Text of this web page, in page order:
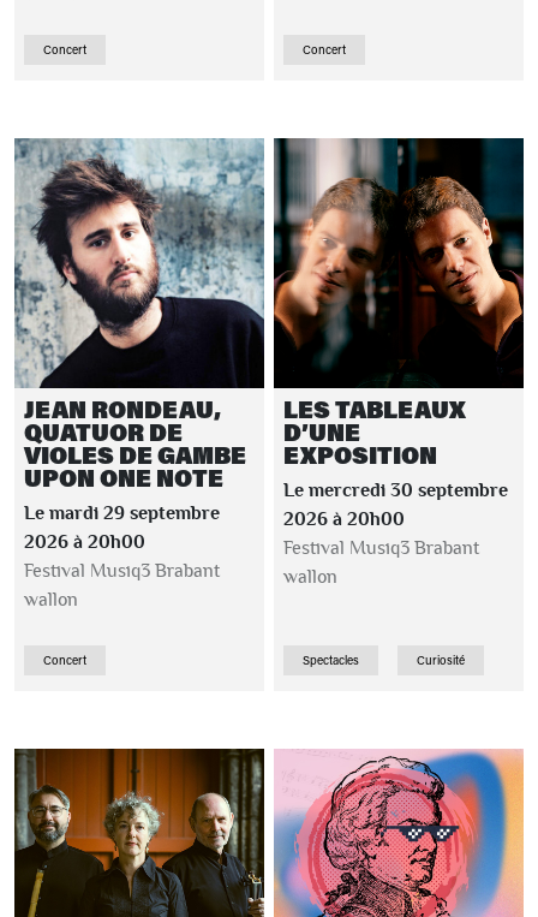
Concert Concert
JEAN RONDEAU,
QUATUOR DE
VIOLES DE GAMBE
UPON ONE NOTE
Le mardi 29 septembre
2026 à 20h00
Festival Musiq3 Brabant
wallon
Concert
LES TABLEAUX
D’UNE
EXPOSITION
Le mercredi 30 septembre
2026 à 20h00
Festival Musiq3 Brabant
wallon
Spectacles Curiosité